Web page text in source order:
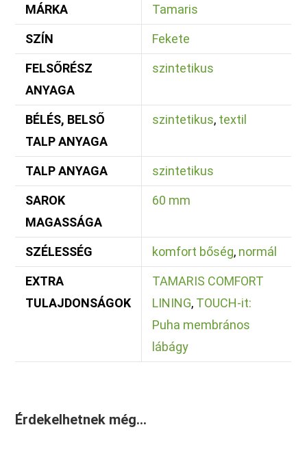
MÁRKA Tamaris
SZÍN Fekete
FELSŐRÉSZ
ANYAGA
szintetikus
BÉLÉS, BELSŐ
TALP ANYAGA
szintetikus, textil
TALP ANYAGA szintetikus
SAROK
MAGASSÁGA
60 mm
SZÉLESSÉG komfort bőség, normál
EXTRA
TULAJDONSÁGOK
TAMARIS COMFORT
LINING, TOUCH-it:
Puha membrános
lábágy
Érdekelhetnek még…